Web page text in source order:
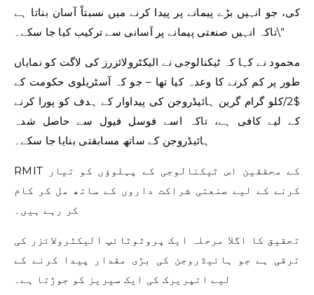
کی، جو انہیں بڑے پیمانے پر پیدا کرنے میں نسبتاً آسان بناتا ہے
تاکہ انہیں صنعتی پیمانے پر آسانی سے ترکیب کیا جا سکے۔\”
محمود نے کہا کہ ٹیکنالوجی نے الیکٹرولائزرز کی لاگت کو نمایاں
طور پر کم کرنے کا وعدہ کیا تھا – جو کہ آسٹریلوی حکومت کے
$2/کلو گرام گرین ہائیڈروجن کی پیداوار کے ہدف کو پورا کرنے
کے لیے کافی ہے، تاکہ اسے فوسل فیول سے حاصل شدہ
ہائیڈروجن کے ساتھ مسابقتی بنایا جا سکے۔
RMIT کے محققین اس ٹیکنالوجی کے پہلوؤں کو تیار
کرنے کے لیے صنعتی شراکت داروں کے ساتھ مل کر کام
کر رہے ہیں۔
تحقیق کا اگلا مرحلہ ایک پروٹوٹائپ الیکٹرولائزر کی
ترقی ہے جو ہائیڈروجن کی بڑی مقدار پیدا کرنے کے
لیے اتپریرک کی ایک سیریز کو جوڑتا ہے۔